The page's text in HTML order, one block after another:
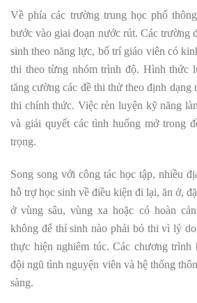
Về phía các trường trung học phổ
bước vào giai đoạn nước rút. Các trường
sinh theo năng lực, bố trí giáo viên có
thi theo từng nhóm trình độ. Hình thức
tăng cường các đề thi thử theo định dạng
thi chính thức. Việc rèn luyện kỹ năng
và giải quyết các tình huống mở trong
trọng.
Song song với công tác học tập, nhiều
hỗ trợ học sinh về điều kiện đi lại, ăn ở,
ở vùng sâu, vùng xa hoặc có hoàn
không để thí sinh nào phải bỏ thi vì lý
thực hiện nghiêm túc. Các chương trình
đội ngũ tình nguyện viên và hệ thống
sàng.